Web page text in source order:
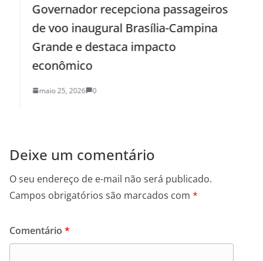
Governador recepciona passageiros
de voo inaugural Brasília-Campina
Grande e destaca impacto
econômico
maio 25, 2026 0
Deixe um comentário
O seu endereço de e-mail não será publicado.
Campos obrigatórios são marcados com *
Comentário *